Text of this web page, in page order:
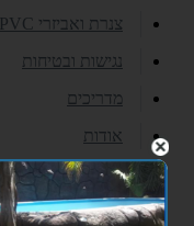
צנרת ואביזרי PVC
נגישות ובטיחות
מדריכים
אודות
צרו קשר
עוד...